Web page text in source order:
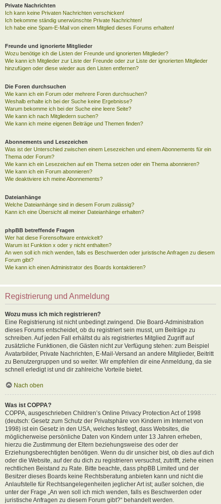
Private Nachrichten
Ich kann keine Privaten Nachrichten verschicken!
Ich bekomme ständig unerwünschte Private Nachrichten!
Ich habe eine Spam-E-Mail von einem Mitglied dieses Forums erhalten!
Freunde und ignorierte Mitglieder
Wozu benötige ich die Listen der Freunde und ignorierten Mitglieder?
Wie kann ich Mitglieder zur Liste der Freunde oder zur Liste der ignorierten Mitglieder
hinzufügen oder diese wieder aus den Listen entfernen?
Die Foren durchsuchen
Wie kann ich ein Forum oder mehrere Foren durchsuchen?
Weshalb erhalte ich bei der Suche keine Ergebnisse?
Warum bekomme ich bei der Suche eine leere Seite?
Wie kann ich nach Mitgliedern suchen?
Wie kann ich meine eigenen Beiträge und Themen finden?
Abonnements und Lesezeichen
Was ist der Unterschied zwischen einem Lesezeichen und einem Abonnements für ein
Thema oder Forum?
Wie kann ich ein Lesezeichen auf ein Thema setzen oder ein Thema abonnieren?
Wie kann ich ein Forum abonnieren?
Wie deaktiviere ich meine Abonnements?
Dateianhänge
Welche Dateianhänge sind in diesem Forum zulässig?
Kann ich eine Übersicht all meiner Dateianhänge erhalten?
phpBB betreffende Fragen
Wer hat diese Forensoftware entwickelt?
Warum ist Funktion x oder y nicht enthalten?
An wen soll ich mich wenden, falls es Beschwerden oder juristische Anfragen zu diesem
Forum gibt?
Wie kann ich einen Administrator des Boards kontaktieren?
Registrierung und Anmeldung
Wozu muss ich mich registrieren?
Eine Registrierung ist nicht unbedingt zwingend. Die Board-Administration
dieses Forums entscheidet, ob du registriert sein musst, um Beiträge zu
schreiben. Auf jeden Fall erhältst du als registriertes Mitglied Zugriff auf
zusätzliche Funktionen, die Gästen nicht zur Verfügung stehen: zum Beispiel
Avatarbilder, Private Nachrichten, E-Mail-Versand an andere Mitglieder, Beitritt
zu Benutzergruppen und so weiter. Wir empfehlen dir eine Anmeldung, da sie
schnell erledigt ist und dir zahlreiche Vorteile bietet.
Nach oben
Was ist COPPA?
COPPA, ausgeschrieben Children’s Online Privacy Protection Act of 1998
(deutsch: Gesetz zum Schutz der Privatsphäre von Kindern im Internet von
1998) ist ein Gesetz in den USA, welches festlegt, dass Websites, die
möglicherweise persönliche Daten von Kindern unter 13 Jahren erheben,
hierzu die Zustimmung der Eltern beziehungsweise des oder der
Erziehungsberechtigten benötigen. Wenn du dir unsicher bist, ob dies auf dich
oder die Website, auf der du dich zu registrieren versuchst, zutrifft, ziehe einen
rechtlichen Beistand zu Rate. Bitte beachte, dass phpBB Limited und der
Besitzer dieses Boards keine Rechtsberatung anbieten kann und nicht die
Anlaufstelle für Rechtsangelegenheiten jeglicher Art ist; außer solchen, die
unter der Frage „An wen soll ich mich wenden, falls es Beschwerden oder
juristische Anfragen zu diesem Forum gibt?“ behandelt werden.